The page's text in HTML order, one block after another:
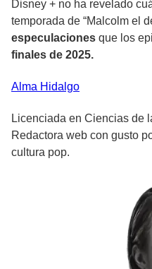
Disney + no ha revelado
temporada de “Malcolm el
especulaciones que los
finales de 2025.
Alma Hidalgo
Licenciada en Ciencias de
Redactora web con gusto
cultura pop.